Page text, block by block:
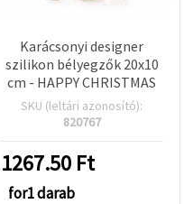
Karácsonyi designer
szilikon bélyegzők 20x10
cm - HAPPY CHRISTMAS
SKU (leltári azonosító):
820767
1267.50 Ft
for1 darab